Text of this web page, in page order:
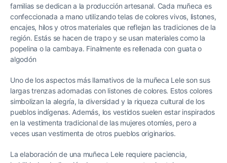
familias se dedican a la producción artesanal. Cada muñeca es
confeccionada a mano utilizando telas de colores vivos, listones,
encajes, hilos y otros materiales que reflejan las tradiciones de la
región. Estás se hacen de trapo y se usan materiales como la
popelina o la cambaya. Finalmente es rellenada con guata o
algodón
Uno de los aspectos más llamativos de la muñeca Lele son sus
largas trenzas adornadas con listones de colores. Estos colores
simbolizan la alegría, la diversidad y la riqueza cultural de los
pueblos indígenas. Además, los vestidos suelen estar inspirados
en la vestimenta tradicional de las mujeres otomíes, pero a
veces usan vestimenta de otros pueblos originarios.
La elaboración de una muñeca Lele requiere paciencia,